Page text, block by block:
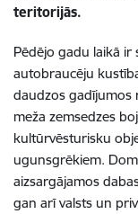
teritorijās.
Pēdējo gadu laikā
autobraucēju
daudzos gadījumos
meža zemsedzes
kultūrvēsturisku
ugunsgrēkiem.
aizsargājamos
gan arī valsts un